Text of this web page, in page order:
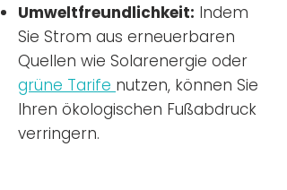
Umweltfreundlichkeit: Indem
Sie Strom aus erneuerbaren
Quellen wie Solarenergie oder
grüne Tarife nutzen, können Sie
Ihren ökologischen Fußabdruck
verringern.